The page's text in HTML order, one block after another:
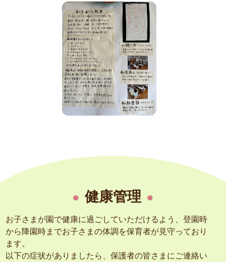
健康管理
お子さまが園で健康に過ごしていただけるよう、登園時
から降園時までお子さまの体調を保育者が見守っており
ます。
以下の症状がありましたら、保護者の皆さまにご連絡い